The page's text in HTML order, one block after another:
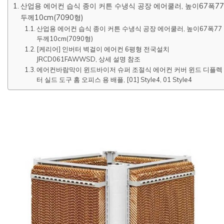
산업용 에어컨 습식 종이 커튼 수냉식 공장 에어쿨러, 높이67폭77
두께10cm(7090형)
산업용 에어컨 습식 종이 커튼 수냉식 공장 에어쿨러, 높이67폭77
두께10cm(7090형)
[케리어] 인버터 벽걸이 에어컨 6평형 전국설치
JRCD061FAWWSD, 상세 설명 참조
에어컨바람막이 윈드바이저 슈퍼 조절식 에어컨 커버 윈드 디플렉
터 실드 도구 홈 오피스 용 배플, [01] Style4, 01 Style4